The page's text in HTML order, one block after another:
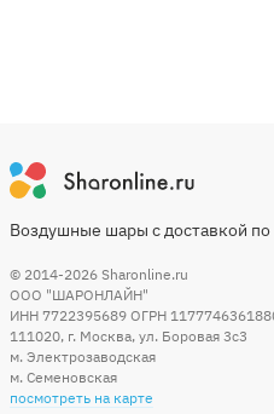
Воздушные шары с доставкой
© 2014-2026 Sharonline.ru
ООО "ШАРОНЛАЙН"
ИНН 7722395689 ОГРН
111020, г. Москва, ул. Боровая 3c3
м. Электрозаводская
м. Семеновская
посмотреть на карте